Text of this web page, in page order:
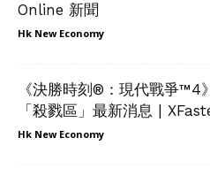
Online 新聞
Hk New Economy
《決勝時刻®：現代戰爭™4
「殺戮區」最新消息 |
Hk New Economy